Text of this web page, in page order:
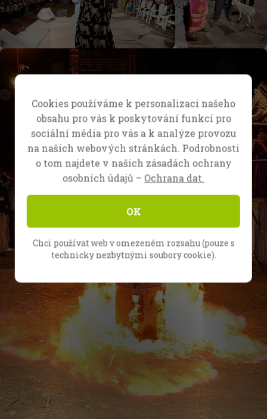
Cookies používáme k personalizaci našeho
obsahu pro vás k poskytování funkcí pro
sociální média pro vás a k analýze provozu
na našich webových stránkách. Podrobnosti
o tom najdete v našich zásadách ochrany
osobních údajů – Ochrana dat.
OK
Chci používat web v omezeném rozsahu (pouze s
technicky nezbytnými soubory cookie).